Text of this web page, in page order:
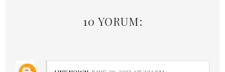
10 YORUM: